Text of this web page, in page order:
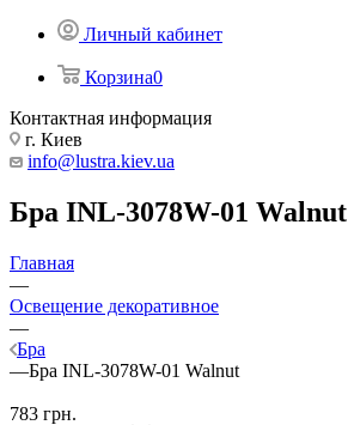
Личный кабинет
Корзина0
Контактная информация
г. Киев
info@lustra.kiev.ua
Бра INL-3078W-01 Walnut
Главная
—
Освещение декоративное
—
Бра
—Бра INL-3078W-01 Walnut
783 грн.